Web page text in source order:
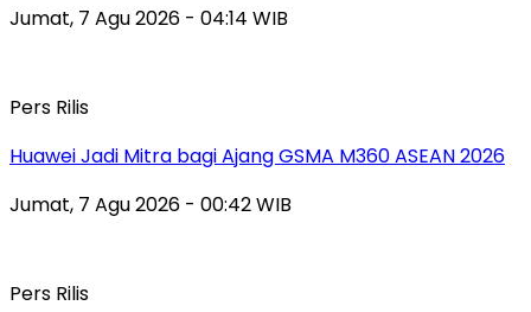
Jumat, 7 Agu 2026 - 04:14 WIB
Pers Rilis
Huawei Jadi Mitra bagi Ajang GSMA M360 ASEAN 2026
Jumat, 7 Agu 2026 - 00:42 WIB
Pers Rilis